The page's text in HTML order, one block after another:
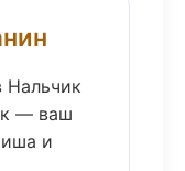
Нальчик
— ваш
и